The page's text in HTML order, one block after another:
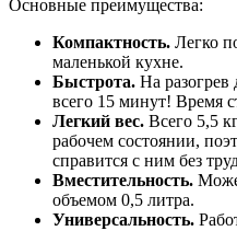
Основные преимущества:
Компактность. Легко
маленькой кухне.
Быстрота. На разогрев
всего 15 минут! Время
Легкий вес. Всего 5,5
рабочем состоянии,
справится с ним без
Вместительность.
объемом 0,5 литра.
Универсальность.